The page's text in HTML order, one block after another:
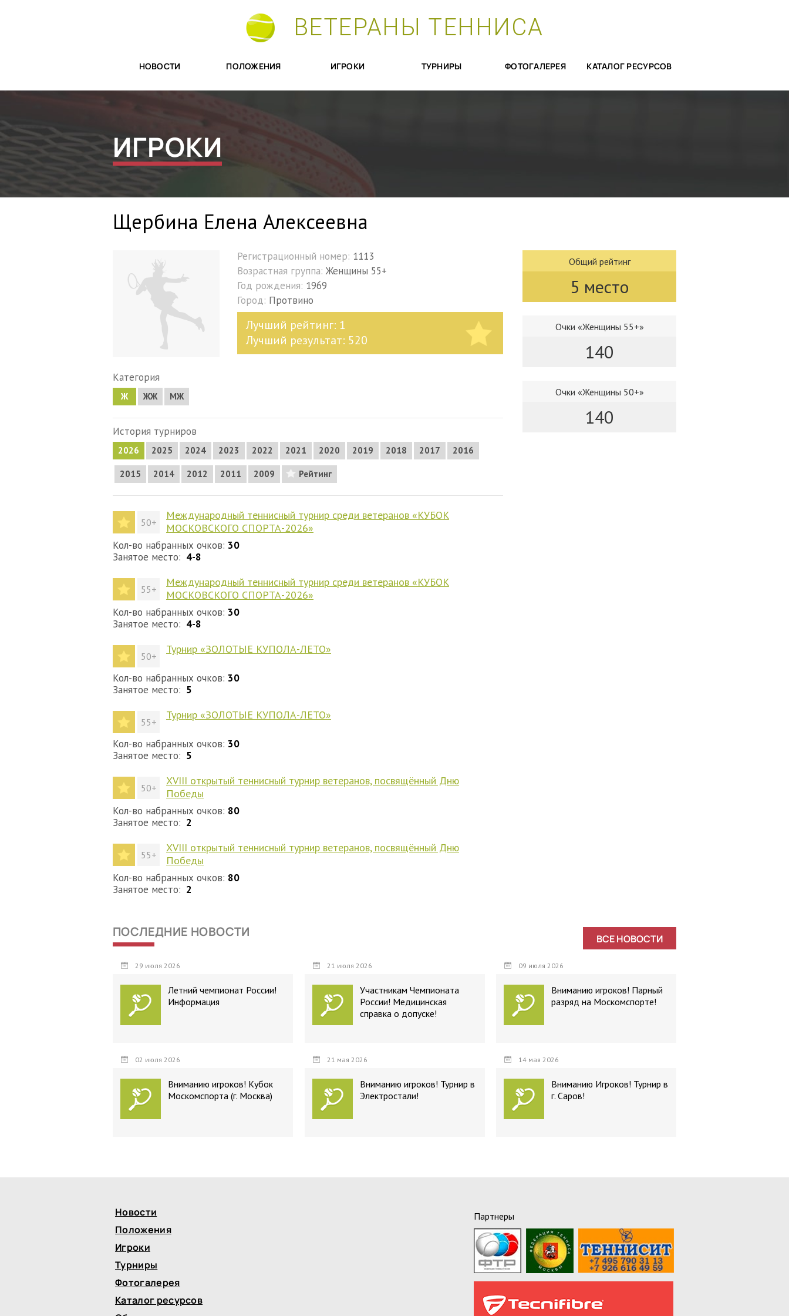
ВЕТЕРАНЫ ТЕННИСА
НОВОСТИ ПОЛОЖЕНИЯ ИГРОКИ ТУРНИРЫ ФОТОГАЛЕРЕЯ КАТАЛОГ РЕСУРСОВ
ИГРОКИ
Щербина Елена Алексеевна
Регистрационный номер: 1113
Возрастная группа: Женщины 55+
Год рождения: 1969
Город: Протвино
Лучший рейтинг: 1
Лучший результат: 520
Категория
Ж ЖЖ МЖ
История турниров
2026 2025 2024 2023 2022 2021 2020 2019 2018 2017 2016
2015 2014 2012 2011 2009 Рейтинг
50+
Международный теннисный турнир среди ветеранов «КУБОК
МОСКОВСКОГО СПОРТА-2026»
Кол-во набранных очков: 30
Занятое место: 4-8
55+
Международный теннисный турнир среди ветеранов «КУБОК
МОСКОВСКОГО СПОРТА-2026»
Кол-во набранных очков: 30
Занятое место: 4-8
50+
Турнир «ЗОЛОТЫЕ КУПОЛА-ЛЕТО»
Кол-во набранных очков: 30
Занятое место: 5
55+
Турнир «ЗОЛОТЫЕ КУПОЛА-ЛЕТО»
Кол-во набранных очков: 30
Занятое место: 5
50+
ХVIII открытый теннисный турнир ветеранов, посвящённый Дню
Победы
Кол-во набранных очков: 80
Занятое место: 2
55+
ХVIII открытый теннисный турнир ветеранов, посвящённый Дню
Победы
Кол-во набранных очков: 80
Занятое место: 2
Общий рейтинг
5 место
Очки «Женщины 55+»
140
Очки «Женщины 50+»
140
ПОСЛЕДНИЕ НОВОСТИ ВСЕ НОВОСТИ
29 июля 2026
Летний чемпионат России!
Информация
21 июля 2026
Участникам Чемпионата
России! Медицинская
справка о допуске!
09 июля 2026
Вниманию игроков! Парный
разряд на Москомспорте!
02 июля 2026
Вниманию игроков! Кубок
Москомспорта (г. Москва)
21 мая 2026
Вниманию игроков! Турнир в
Электростали!
14 мая 2026
Вниманию Игроков! Турнир в
г. Саров!
Новости
Положения
Игроки
Турниры
Фотогалерея
Каталог ресурсов
Партнеры